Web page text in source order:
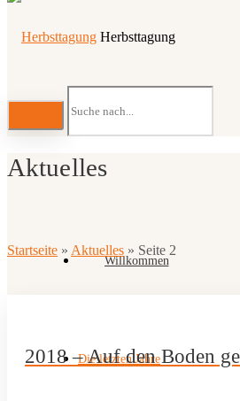
Herbsttagung
Willkommen
Die letzten Jahre
Aktuelles
Startseite » Aktuelles » Seite 2
2018 – Auf den Boden